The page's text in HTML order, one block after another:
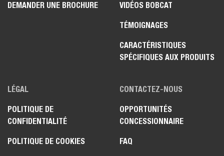
DEMANDER UNE BROCHURE VIDÉOS BOBCAT
TÉMOIGNAGES
CARACTÉRISTIQUES
SPÉCIFIQUES AUX PRODUITS
LÉGAL
POLITIQUE DE
CONFIDENTIALITÉ
POLITIQUE DE COOKIES
CONTACTEZ-NOUS
OPPORTUNITÉS
CONCESSIONNAIRE
FAQ